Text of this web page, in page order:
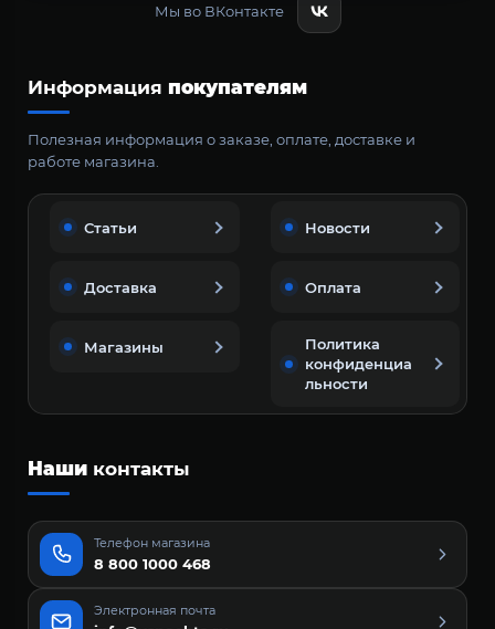
Мы во ВКонтакте
Информация покупателям
Полезная информация о заказе, оплате, доставке и
работе магазина.
Статьи Новости
Доставка Оплата
Магазины
Политика
конфиденциа
льности
Наши контакты
Телефон магазина
8 800 1000 468
Электронная почта